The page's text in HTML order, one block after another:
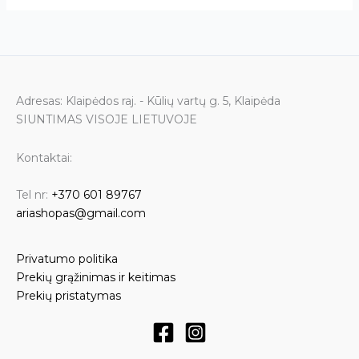
Adresas: Klaipėdos raj. - Kūlių vartų g. 5, Klaipėda
SIUNTIMAS VISOJE LIETUVOJE
Kontaktai:
Tel nr: +370 601 89767
ariashopas@gmail.com
Privatumo politika
Prekių grąžinimas ir keitimas
Prekių pristatymas